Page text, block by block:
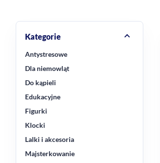
Kategorie
Antystresowe
Dla niemowląt
Do kąpieli
Edukacyjne
Figurki
Klocki
Lalki i akcesoria
Majsterkowanie